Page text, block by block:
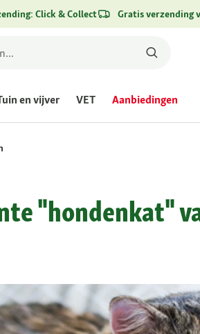
Click & Collect Gratis verzending
en vijver VET Aanbiedingen
"hondenkat"